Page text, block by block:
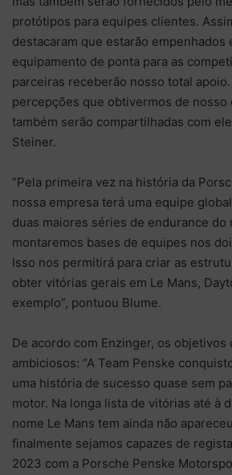
protótipos para equipes clientes.
destacaram que estarão empenhados
equipamento de ponta para as
parceiras receberão nosso total
percepções que obtivermos de nosso
também serão compartilhadas com
Steiner.
“Pela primeira vez na história da
nossa empresa terá uma equipe
duas maiores séries de endurance do
montaremos bases de equipes nos
Isso nos permitirá para criar as
obter vitórias gerais em Le Mans,
exemplo”, pontuou Blume.
De acordo com Enzinger, os objetivos
ambiciosos: “A Team Penske
uma história de sucesso quase sem
motor. Na longa lista de vitórias até à
nome Le Mans tem ainda não
finalmente sejamos capazes de
2023 com a Porsche Penske